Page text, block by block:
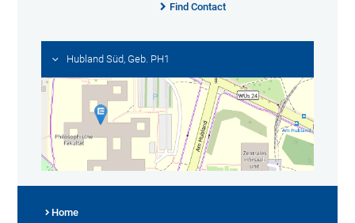
Find Contact
Hubland Süd, Geb. PH1
Home